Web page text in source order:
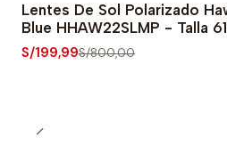
-75% OFF
Lentes De Sol Polarizado
Blue HHAW22SLMP - Talla
S/199,99S/800,00